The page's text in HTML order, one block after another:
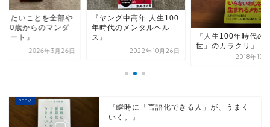
りたいことを全部や
50歳からのマンダ
ート』
2026年3月26日
『ヤング中高年 人生100
年時代のメンタルヘル
ス』
2022年10月26日
『人生100年時代の
世」のカラクリ』
2018年10
『瞬時に「言語化できる人」が、うまく
いく。』